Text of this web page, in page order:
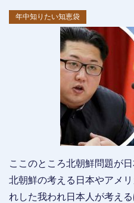
年中知りたい知恵袋
ここのところ北朝鮮問題が
北朝鮮の考える日本やアメ
れした我われ日本人が考え